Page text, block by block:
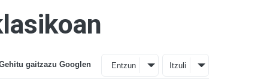
gaitzazu Googlen Entzun Itzuli